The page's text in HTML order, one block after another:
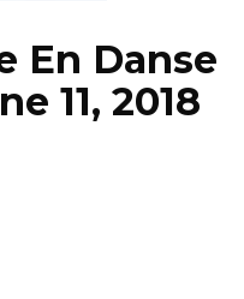
En Danse
11, 2018